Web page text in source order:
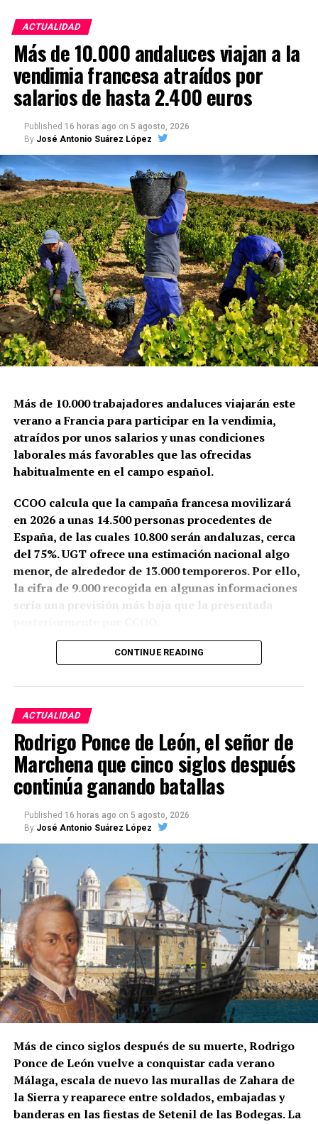
ACTUALIDAD
Más de 10.000 andaluces viajan a la
vendimia francesa atraídos por
salarios de hasta 2.400 euros
Published 16 horas ago on 5 agosto, 2026
By José Antonio Suárez López
Más de 10.000 trabajadores andaluces viajarán este
verano a Francia para participar en la vendimia,
atraídos por unos salarios y unas condiciones
laborales más favorables que las ofrecidas
habitualmente en el campo español.
CCOO calcula que la campaña francesa movilizará
en 2026 a unas 14.500 personas procedentes de
España, de las cuales 10.800 serán andaluzas, cerca
del 75%. UGT ofrece una estimación nacional algo
menor, de alrededor de 13.000 temporeros. Por ello,
la cifra de 9.000 recogida en algunas informaciones
sería una previsión más baja que la presentada
Granada y Jaén aportarán conjuntamente unos 8.000
Sierra Norte de Córdoba, la Sierra de Cádiz, el sur de
Sevilla, la zona malagueña de Teba y varios
municipios de Almería.
La mayoría no viaja a buscar trabajo sobre el
terreno. Aproximadamente el 90% repite campaña y
se desplaza en cuadrillas contratadas previamente
han pasado de padres a hijos y se mantienen desde
hace décadas.
Cuándo comienza la vendimia
Las primeras incorporaciones están previstas desde
mediados de agosto en las zonas francesas donde la
uva madura antes. La campaña se extenderá durante
septiembre en regiones como Borgoña, Champaña,
Beaujolais y Burdeos.
Los contratos suelen durar entre diez días y tres
semanas. Algunos trabajadores enlazan varias
explotaciones y permanecen en Francia durante más
de un mes. La fecha exacta depende de la
maduración de la uva y de las temperaturas.
Cuánto se cobra
CONTINUE READING
ACTUALIDAD
Rodrigo Ponce de León, el señor de
Marchena que cinco siglos después
continúa ganando batallas
Published 16 horas ago on 5 agosto, 2026
By José Antonio Suárez López
Más de cinco siglos después de su muerte, Rodrigo
Ponce de León vuelve a conquistar cada verano
Málaga, escala de nuevo las murallas de Zahara de
la Sierra y reaparece entre soldados, embajadas y
banderas en las fiestas de Setenil de las Bodegas. La